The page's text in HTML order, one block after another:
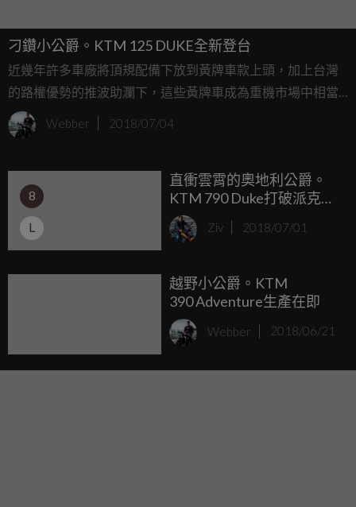
刁鑽小公爵。KTM 125 DUKE全新登台
近幾年許多車廠將頂規配備下放到黃牌車款上頭，加上台灣
的路權優勢的推波助瀾下，這些黃牌車成為重機市場中相當
熱門的車款之一，KTM在台灣也以性格十足的390 DUKE與
賽車氣息濃厚的RC 390兩款車打下絕佳的銷售成績。今天的
一號的125c.c.水冷引擎到底會不會破壞老大哥的好口碑呢...
Webber 2018/07/04
8
L
直衝雲霄的奧地利公爵。
KTM 790 Duke打破派克峰
賽道紀錄！
Ziv 2018/07/01
越野小公爵。KTM
390 Adventure生產在即
Webber 2018/06/21